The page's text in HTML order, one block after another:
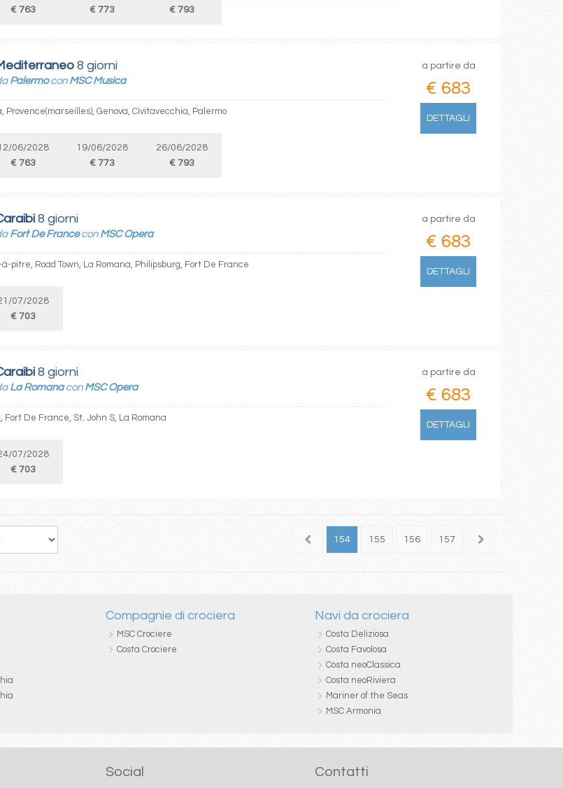
€ 763
€ 773
€ 793
8 giorni
Palermocon MSC Musica
Provence(marseilles), Genova, Civitavecchia, Palermo
06/2028
€ 763
19/06/2028
€ 773
26/06/2028
€ 793
a partire da
€ 683
DETTAGLI
8 giorni
Fort De Francecon MSC Opera
pitre, Road Town, La Romana, Philipsburg, Fort De France
07/2028
€ 703
a partire da
€ 683
DETTAGLI
8 giorni
La Romanacon MSC Opera
Fort De France, St. John S, La Romana
07/2028
€ 703
a partire da
€ 683
DETTAGLI
146 153 154 155 156 157 158
Compagnie di crociera
MSC Crociere
Costa Crociere
Navi da crociera
Costa Deliziosa
Costa Favolosa
Costa neoClassica
Costa neoRiviera
Mariner of the Seas
MSC Armonia
Social Contatti